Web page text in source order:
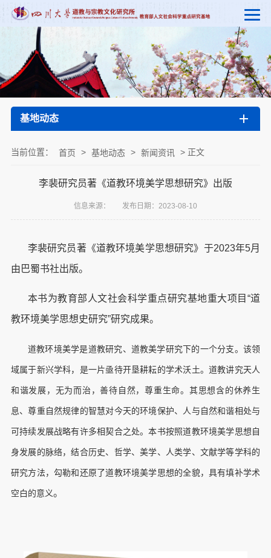
基地动态
当前位置： 首页 > 基地动态 > 新闻资讯 > 正文
李裴研究员著《道教环境美学思想研究》出版
信息来源： 发布日期：2023-08-10
李裴研究员著《道教环境美学思想研究》于2023年5月
由巴蜀书社出版。
本书为教育部人文社会科学重点研究基地重大项目“道
教环境美学思想史研究”研究成果。
道教环境美学是道教研究、道教美学研究下的一个分支。该领
域属于新兴学科，是一片亟待开垦耕耘的学术沃土。道教讲究天人
和谐发展，无为而治，善待自然，尊重生命。其思想含的休养生
息、尊重自然规律的智慧对今天的环境保护、人与自然和谐相处与
可持续发展战略有许多相契合之处。本书按照道教环境美学思想自
身发展的脉络，结合历史、哲学、美学、人类学、文献学等学科的
研究方法，勾勒和还原了道教环境美学思想的全貌，具有填补学术
空白的意义。